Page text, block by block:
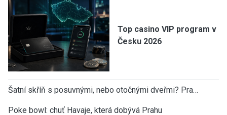
Top casino VIP program v
Česku 2026
Šatní skříň s posuvnými, nebo otočnými dveřmi? Pra…
Poke bowl: chuť Havaje, která dobývá Prahu